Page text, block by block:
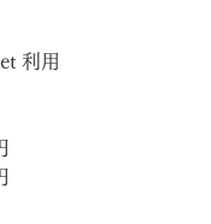
利用